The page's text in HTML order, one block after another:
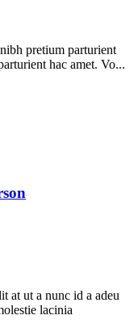
pretium parturient
hac amet. Vo...
at ut a nunc id a adeu
lacinia